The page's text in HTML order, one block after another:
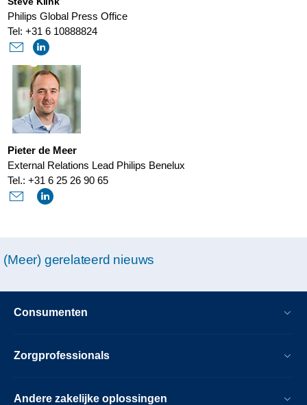
100-
Philips Global Press Office
Tel: +31 6 10888824
Pieter de Meer
External Relations Lead Philips Benelux
Tel.: +31 6 25 26 90 65
(Meer) gerelateerd nieuws
Consumenten
Zorgprofessionals
Andere zakelijke oplossingen